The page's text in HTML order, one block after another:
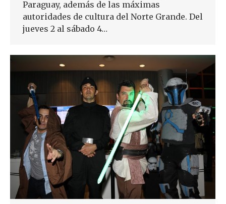
Paraguay, además de las máximas
autoridades de cultura del Norte Grande. Del
jueves 2 al sábado 4…